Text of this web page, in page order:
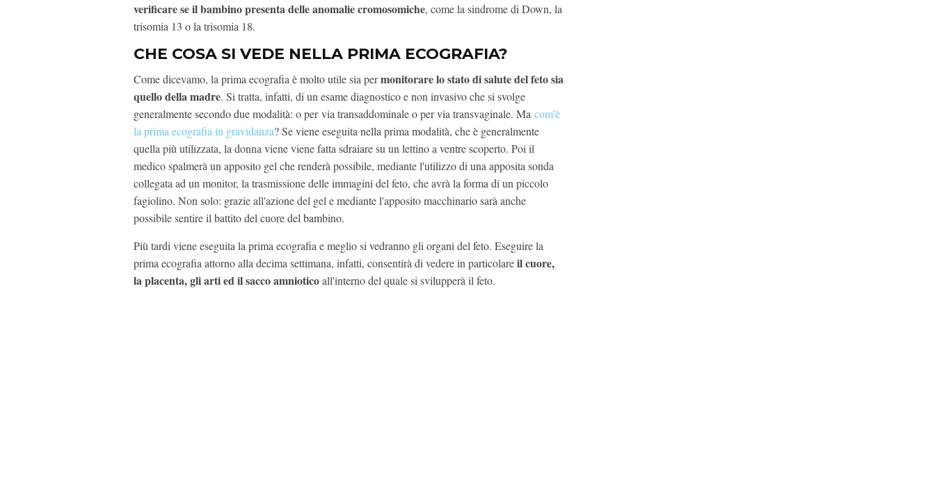
verificare se il bambino presenta delle anomalie cromosomiche, come la sindrome di Down, la
trisomia 13 o la trisomia 18.
CHE COSA SI VEDE NELLA PRIMA ECOGRAFIA?
Come dicevamo, la prima ecografia è molto utile sia permonitorare lo stato di salute del feto sia
quello della madre. Si tratta, infatti, di un esame diagnostico e non invasivo che si svolge
generalmente secondo due modalità: o per via transaddominale o per via transvaginale. Ma com'è
la prima ecografia in gravidanza? Se viene eseguita nella prima modalità, che è generalmente
quella più utilizzata, la donna viene viene fatta sdraiare su un lettino a ventre scoperto. Poi il
medico spalmerà un apposito gel che renderà possibile, mediante l'utilizzo di una apposita sonda
collegata ad un monitor, la trasmissione delle immagini del feto, che avrà la forma di un piccolo
fagiolino. Non solo: grazie all'azione del gel e mediante l'apposito macchinario sarà anche
possibile sentire il battito del cuore del bambino.
Più tardi viene eseguita la prima ecografia e meglio si vedranno gli organi del feto. Eseguire la
prima ecografia attorno alla decima settimana, infatti, consentirà di vedere in particolareil cuore,
la placenta, gli arti ed il sacco amnioticoall'interno del quale si svilupperà il feto.